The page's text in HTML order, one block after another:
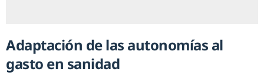
Adaptación de las autonomías al
gasto en sanidad